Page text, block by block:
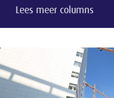
Lees meer columns